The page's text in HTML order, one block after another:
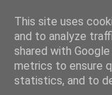
This site uses
and to analyze
shared with
metrics to ensure
statistics, and to